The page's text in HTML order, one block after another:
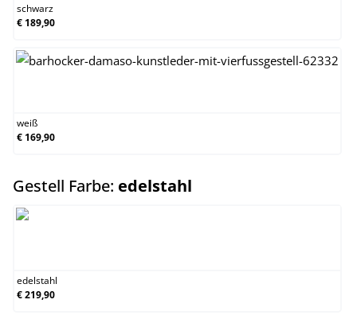
schwarz
€ 189,90
weiß
€ 169,90
Gestell Farbe: edelstahl
edelstahl
€ 219,90